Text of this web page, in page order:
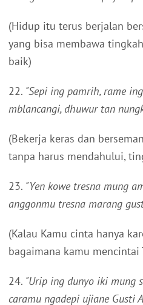
(Hidup itu terus berjalan
yang bisa membawa
baik)
22. "Sepi ing pamrih, rame
mblancangi, dhuwur tan
(Bekerja keras dan
tanpa harus mendahului,
23. "Yen kowe tresna mung
anggonmu tresna marang
(Kalau Kamu cinta hanya
bagaimana kamu mencintai
24. "Urip ing dunyo iki mung
caramu ngadepi ujiane Gusti